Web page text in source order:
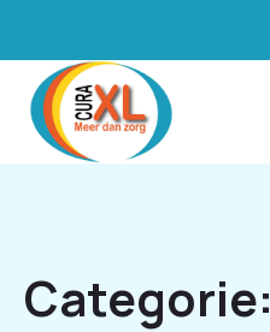
Categorie: